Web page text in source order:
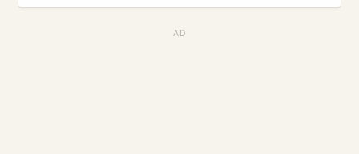
der Kosten erzeugen kann — vorausgesetzt, du kennst den